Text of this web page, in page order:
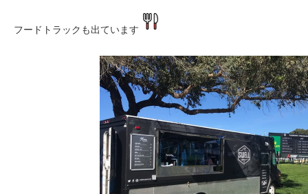
フードトラックも出ています